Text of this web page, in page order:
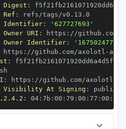
Digest :
Ref :
Identifier:
'627727693'
URI : https : //github.com/
Owner Identifier:
'167502477'
https : //github.com/axolotl - ai
:
: https : //github.com/axolotl
Visibility At Signing :
: 04: 7b : 00 : 79 : 00 : 77 : 00 : dd